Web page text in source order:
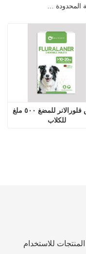
للكلاب
للاستخدام